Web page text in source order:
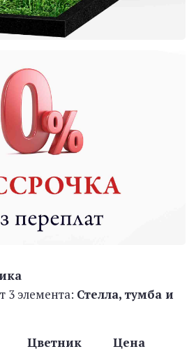
3 элемента: Стелла, тумба и
Цветник Цена